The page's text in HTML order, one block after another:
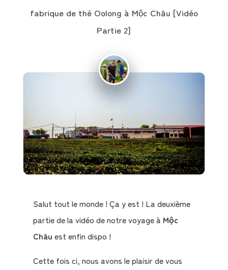
fabrique de thé Oolong à Mộc Châu [Vidéo
Partie 2]
Salut tout le monde ! Ça y est ! La deuxième
partie de la vidéo de notre voyage à Mộc
Châu est enfin dispo !
Cette fois ci, nous avons le plaisir de vous